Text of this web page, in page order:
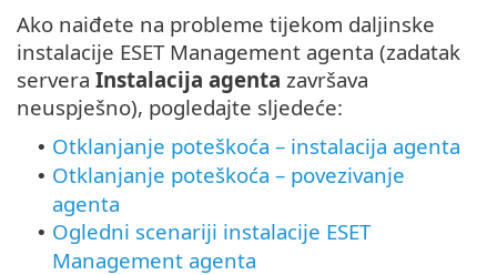
Ako naiđete na probleme tijekom daljinske
instalacije ESET Management agenta (zadatak
servera Instalacija agenta završava
neuspješno), pogledajte sljedeće:
• Otklanjanje poteškoća – instalacija agenta
• Otklanjanje poteškoća – povezivanje
agenta
• Ogledni scenariji instalacije ESET
Management agenta